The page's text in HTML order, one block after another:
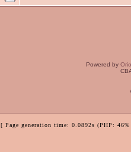
Powered by
[ Page generation time: 0.0892s (PHP: